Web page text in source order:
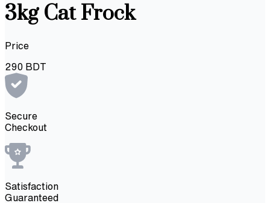
3kg Cat Frock
Price
290 BDT
Secure
Checkout
Satisfaction
Guaranteed